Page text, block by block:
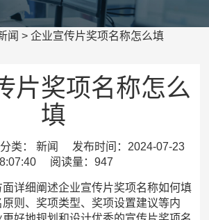
闻 > 企业宣传片奖项名称怎么填
片奖项名称怎么
填
类： 新闻 发布时间：2024-07-23
阅读量：947
详细阐述企业宣传片奖项名称如何填
则、奖项类型、奖项设置建议等内